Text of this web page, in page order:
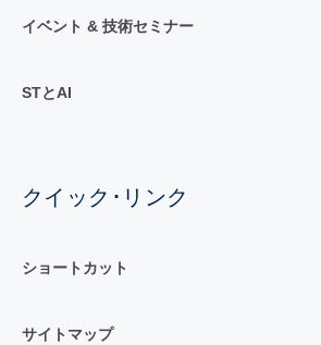
イベント & 技術セミナー
STとAI
クイック･リンク
ショートカット
サイトマップ